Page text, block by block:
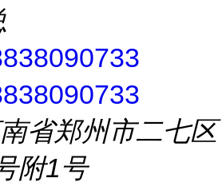
省郑州市二七区
附1号